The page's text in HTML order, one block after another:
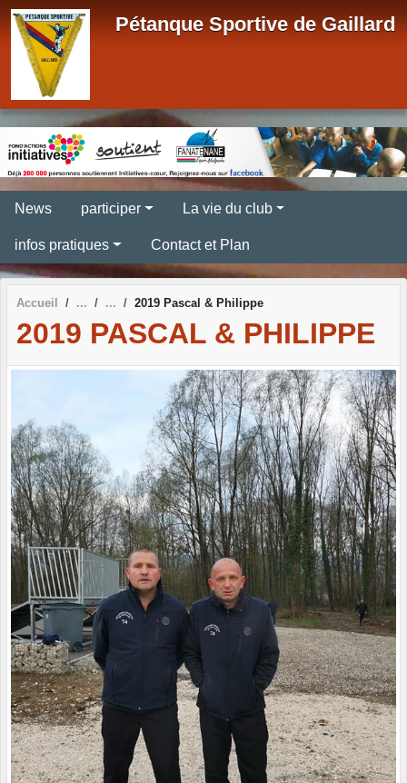
Pétanque Sportive de Gaillard
News participer La vie du club
infos pratiques Contact et Plan
Accueil 2019 Pascal & Philippe
2019 PASCAL & PHILIPPE
Panneau de gestion des cookies